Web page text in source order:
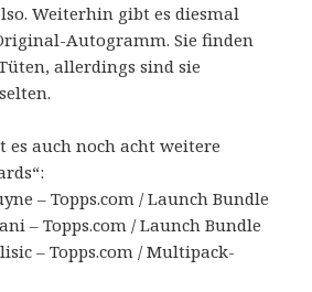
Weiterhin gibt es diesmal
Autogramm. Sie finden
allerdings sind sie
es auch noch acht weitere
– Topps.com / Launch Bundle
– Topps.com / Launch Bundle
– Topps.com / Multipack-